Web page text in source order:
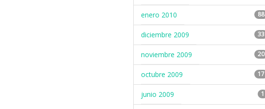
enero 2010 88
diciembre 2009 33
noviembre 2009 20
octubre 2009 17
junio 2009 1